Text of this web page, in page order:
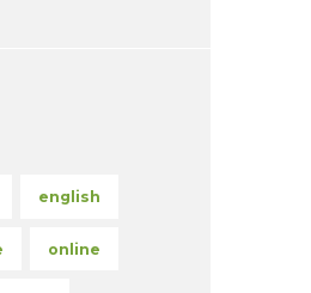
english
online